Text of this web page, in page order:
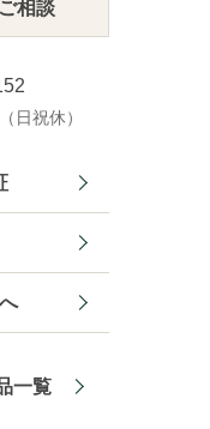
相談
日祝休）
一覧